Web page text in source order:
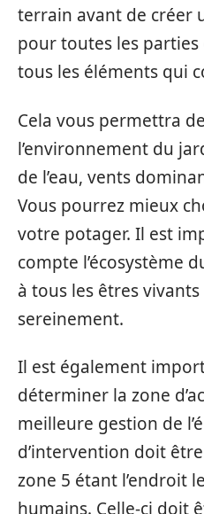
terrain avant de créer
pour toutes les
tous les éléments qui
Cela vous permettra
l’environnement du
de l’eau, vents
Vous pourrez mieux
votre potager. Il est
compte l’écosystème
à tous les êtres vivants
sereinement.
Il est également
déterminer la zone
meilleure gestion de
d’intervention doit
zone 5 étant l’endroit
humains. Celle-ci doit